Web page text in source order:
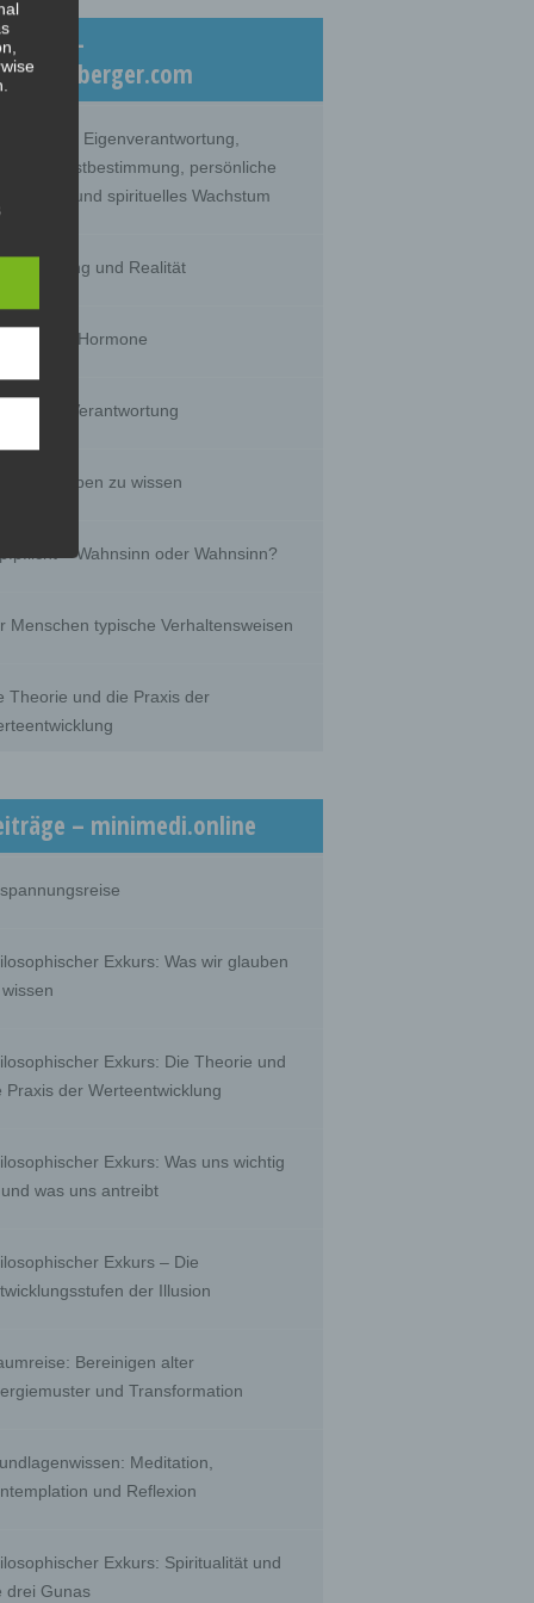
–
Eigenverantwortung,
Selbstbestimmung, persönliche
und spirituelles Wachstum
und Realität
und Hormone
und Verantwortung
wir glauben zu wissen
– Wahnsinn oder Wahnsinn?
Menschen typische Verhaltensweisen
Theorie und die Praxis der
– minimedi.online
Exkurs: Was wir glauben
Exkurs: Die Theorie und
Praxis der Werteentwicklung
Exkurs: Was uns wichtig
was uns antreibt
Exkurs – Die
der Illusion
Bereinigen alter
und Transformation
Meditation,
und Reflexion
Exkurs: Spiritualität und
drei Gunas
use
to
with
than